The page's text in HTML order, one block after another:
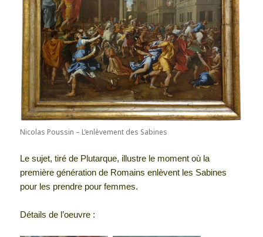
Nicolas Poussin – L’enlèvement des Sabines
Le sujet, tiré de Plutarque, illustre le moment où la
première génération de Romains enlèvent les Sabines
pour les prendre pour femmes.
Détails de l’oeuvre :